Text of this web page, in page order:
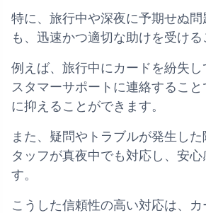
特に、旅行中や深夜に予期せぬ
も、迅速かつ適切な助けを受ける
例えば、旅行中にカードを紛失
スタマーサポートに連絡するこ
に抑えることができます。
また、疑問やトラブルが発生し
タッフが真夜中でも対応し、安心
す。
こうした信頼性の高い対応は、